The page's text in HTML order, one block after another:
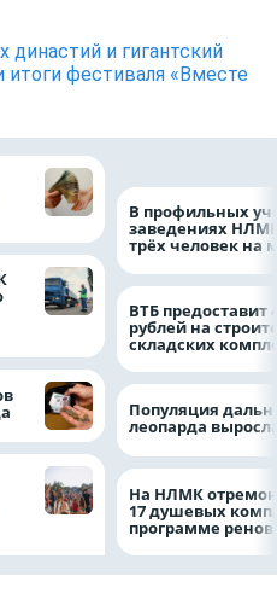
династий и гигантский
фестиваля «Вместе
В профильных
заведениях
трёх человек на
ВТБ предоставит
рублей на
складских
Популяция
леопарда
На НЛМК
17 душевых
программе